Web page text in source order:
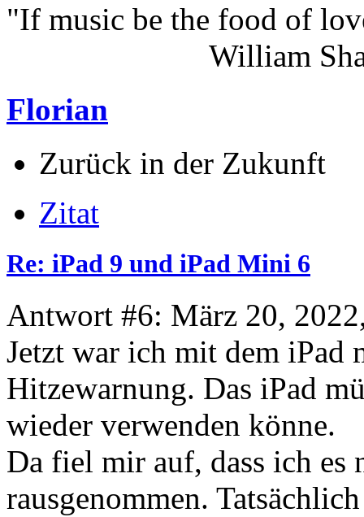
"If music be the food of
William
Florian
Zurück in der Zukunft
Zitat
Re: iPad 9 und iPad Mini 6
Antwort #6: März 20,
Jetzt war ich mit dem iPad
Hitzewarnung. Das iPad
wieder verwenden könne.
Da fiel mir auf, dass ich es
rausgenommen.